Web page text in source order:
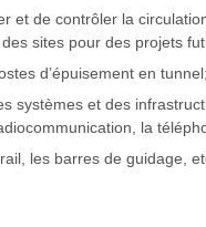
de contrôler la
sites pour des projets
d’épuisement en tunnel;
systèmes et des
la
les barres de guidage,